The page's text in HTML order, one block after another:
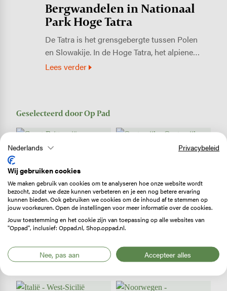
Bergwandelen in Nationaal
Park Hoge Tatra
De Tatra is het grensgebergte tussen Polen
en Slowakije. In de Hoge Tatra, het alpiene…
Lees verder
Geselecteerd door Op Pad
SNP NATUURREIZEN
Groot-Brittannië -
Cotswolds
tuinwandelvakantie
langs B&B's
Bekijk op snp.nl
Oostenrijk -
Oostenrijkse Alpen
eigen vervoer langs
Bekijk op snp.nl
Nederlands Privacybeleid
Wij gebruiken cookies
We maken gebruik van cookies om te analyseren hoe onze website wordt
bezocht, zodat we deze kunnen verbeteren en je een nog betere ervaring
kunnen bieden. Ook gebruiken we cookies om de inhoud af te stemmen op
jouw voorkeuren. Open de instellingen voor meer informatie over de cookies.
Jouw toestemming en het cookie zijn van toepassing op alle websites van
"Oppad", inclusief: Oppad.nl, Shop.oppad.nl.
Nee, pas aan Accepteer alles